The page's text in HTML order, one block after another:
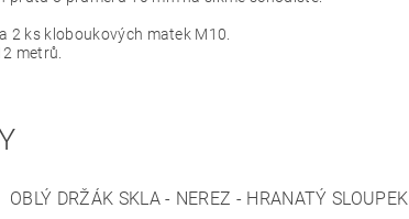
2 ks kloboukových matek M10.
metrů.
OBLÝ DRŽÁK SKLA - NEREZ - HRANATÝ SLOUPEK